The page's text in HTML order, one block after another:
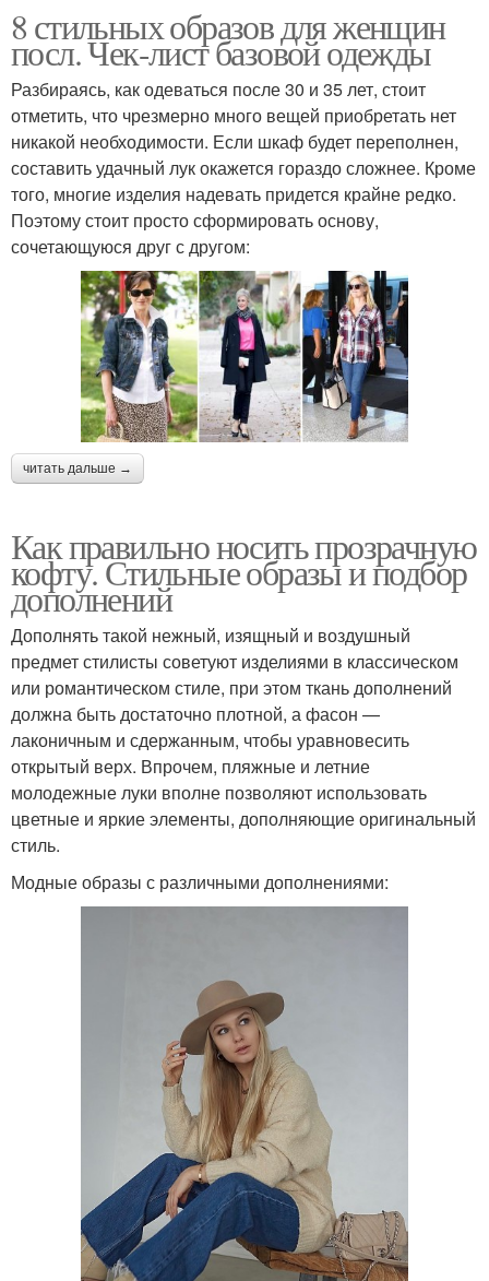
8 стильных образов для женщин
посл. Чек-лист базовой одежды
Разбираясь, как одеваться после 30 и 35 лет, стоит
отметить, что чрезмерно много вещей приобретать нет
никакой необходимости. Если шкаф будет переполнен,
составить удачный лук окажется гораздо сложнее. Кроме
того, многие изделия надевать придется крайне редко.
Поэтому стоит просто сформировать основу,
сочетающуюся друг с другом:
читать дальше →
Как правильно носить прозрачную
кофту. Стильные образы и подбор
дополнений
Дополнять такой нежный, изящный и воздушный
предмет стилисты советуют изделиями в классическом
или романтическом стиле, при этом ткань дополнений
должна быть достаточно плотной, а фасон —
лаконичным и сдержанным, чтобы уравновесить
открытый верх. Впрочем, пляжные и летние
молодежные луки вполне позволяют использовать
цветные и яркие элементы, дополняющие оригинальный
стиль.
Модные образы с различными дополнениями: